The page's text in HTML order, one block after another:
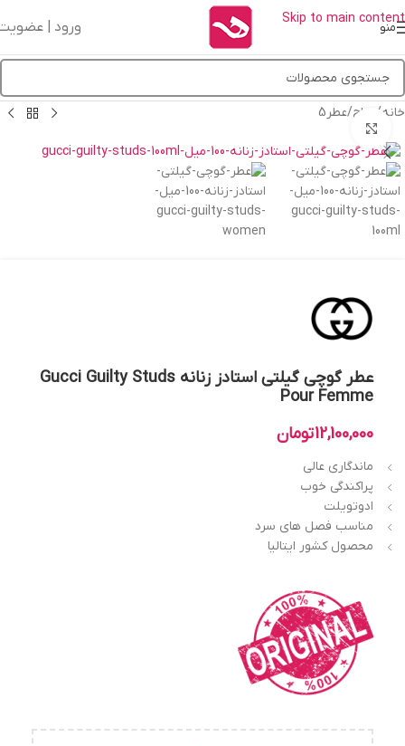
Skip to main content
منو ورود |
خانه/ حراج/عطر5
عطر گوچی گیلتی استادز زنانه Gucci Guilty Studs
Pour Femme
12,100,000تومان
ماندگاری عالی
پراکندگی خوب
ادوتویلت
مناسب فصل های سرد
محصول کشور ایتالیا